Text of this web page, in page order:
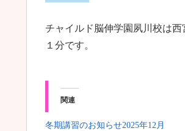
チャイルド脳伸学園夙川校は
１分です。
関連
冬期講習のお知らせ2025年12月